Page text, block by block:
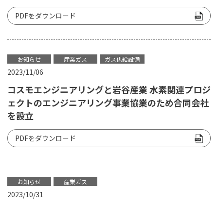
PDFをダウンロード
お知らせ 産業ガス ガス供給設備
2023/11/06
コスモエンジニアリングと岩谷産業 水素関連プロジ
ェクトのエンジニアリング事業協業のため合同会社
を設立
PDFをダウンロード
お知らせ 産業ガス
2023/10/31